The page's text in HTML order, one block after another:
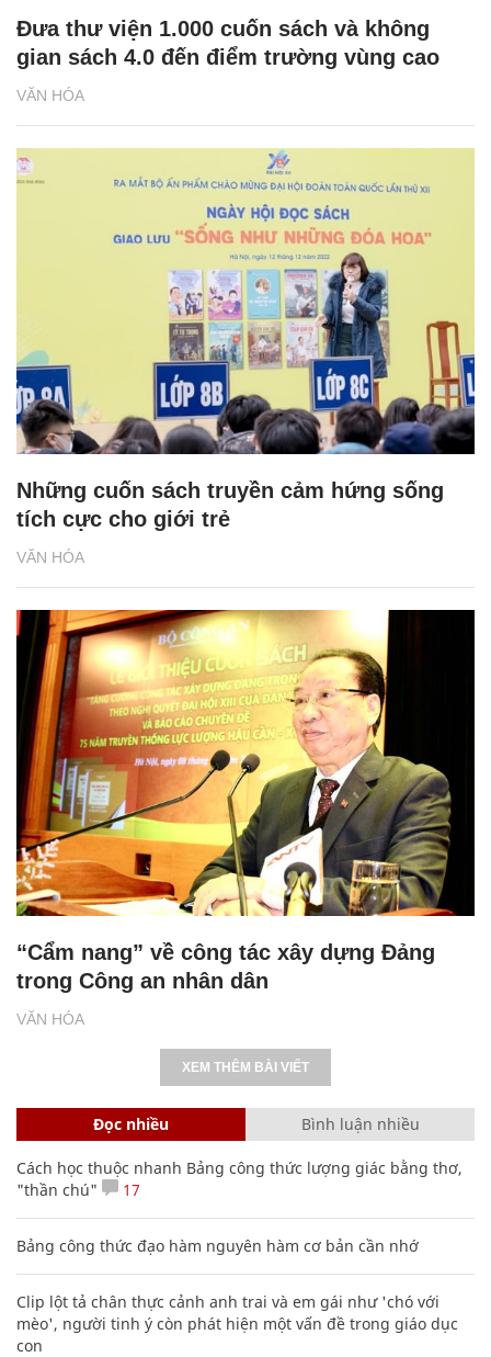
VĂN HÓA
Đưa thư viện 1.000 cuốn sách và không
gian sách 4.0 đến điểm trường vùng cao
VĂN HÓA
Những cuốn sách truyền cảm hứng sống
tích cực cho giới trẻ
VĂN HÓA
“Cẩm nang” về công tác xây dựng Đảng
trong Công an nhân dân
XEM THÊM BÀI VIẾT
Đọc nhiều Bình luận nhiều
Cách học thuộc nhanh Bảng công thức lượng giác bằng thơ,
"thần chú"
17
Bảng công thức đạo hàm nguyên hàm cơ bản cần nhớ
Clip lột tả chân thực cảnh anh trai và em gái như 'chó với
mèo', người tinh ý còn phát hiện một vấn đề trong giáo dục
con